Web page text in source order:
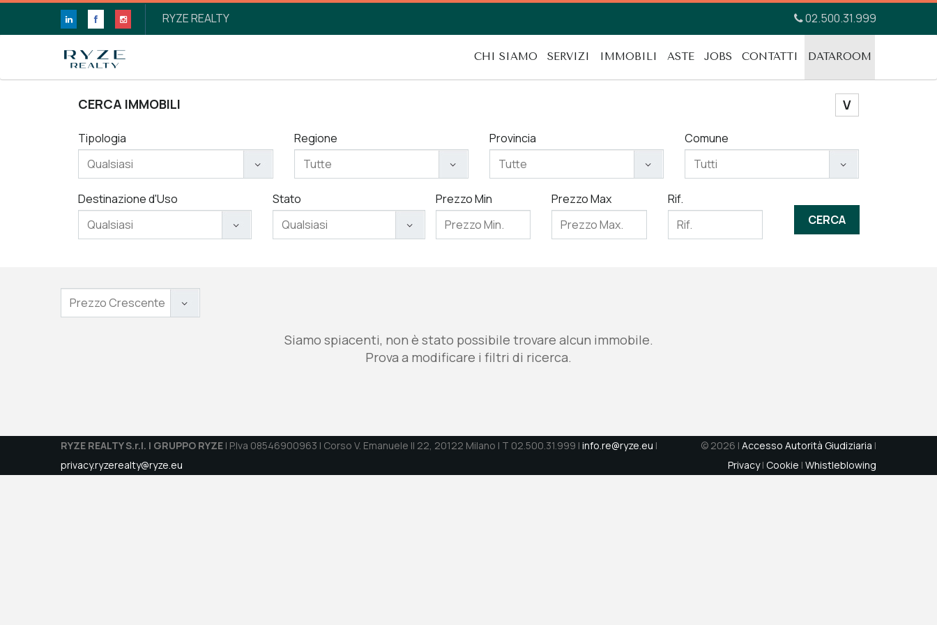
RYZE REALTY 02.500.31.999
CHI SIAMO SERVIZI IMMOBILI ASTE JOBS CONTATTI DATAROOM
CERCA IMMOBILI V
Tipologia Regione Provincia Comune
Destinazione d'Uso Stato Prezzo Min Prezzo Max
Rif.
CERCA
Siamo spiacenti, non è stato possibile trovare alcun immobile.
Prova a modificare i filtri di ricerca.
RYZE REALTY S.r.l. | GRUPPO RYZE | P.Iva 08546900963 | Corso V. Emanuele II 22, 20122 Milano | T 02.500.31.999 | info.re@ryze.eu |
privacy.ryzerealty@ryze.eu
© 2026 | Accesso Autorità Giudiziaria |
Privacy| Cookie | Whistleblowing